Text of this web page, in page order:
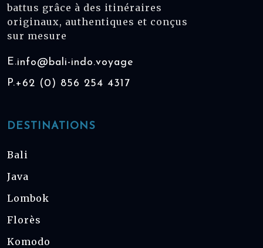
battus grâce à des itinéraires
originaux, authentiques et conçus
sur mesure
E.info@bali-indo.voyage
P.+62 (0) 856 254 4317
DESTINATIONS
Bali
Java
Lombok
Florès
Komodo